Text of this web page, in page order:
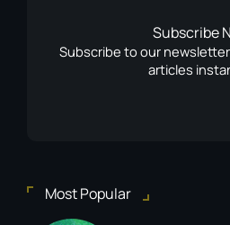
Subscribe
Subscribe to our
articles
Most Popular